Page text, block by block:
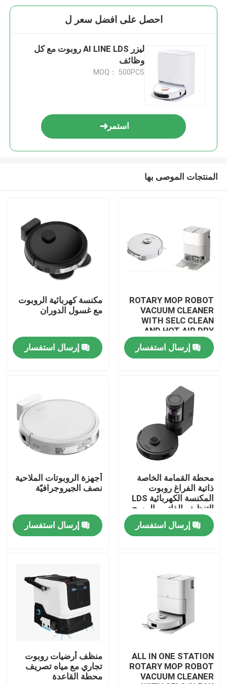
منتجات
أشرطة فيديو
معلومات عنا
جولة في المعمل
اطلب اقتباس
الروبوت مكنسة كهربائية
احصل على افضل سعر ل
ليزر AI LINE LDS روبوت مع كل
وظائف
MOQ： 500PCS
استمر
المنتجات الموصى بها
ROTARY MOP ROBOT
VACUUM CLEANER
WITH SELC CLEAN
AND HOT AIR DRY
MOP
إرسال استفسار
مكنسة كهربائية الروبوت
مع غسول الدوران
إرسال استفسار
محطة القمامة الخاصة
ذاتية الفراغ روبوت
المكنسة الكهربائية LDS
التنظيف الذاتي والمسح
إرسال استفسار
أجهزة الروبوتات الملاحية
نصف الجيروجرافيّة
إرسال استفسار
ALL IN ONE STATION
ROTARY MOP ROBOT
VACUUM CLEANER
منظف أرضيات روبوت
تجاري مع مياه تصريف
محطة القاعدة